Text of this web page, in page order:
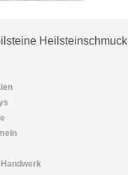
Heilsteinschmuck